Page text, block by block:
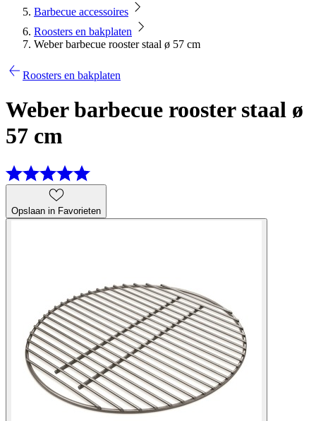
Barbecue accessoires
Roosters en bakplaten
Weber barbecue rooster staal ø 57 cm
Roosters en bakplaten
Weber barbecue rooster staal ø
57 cm
Opslaan in Favorieten